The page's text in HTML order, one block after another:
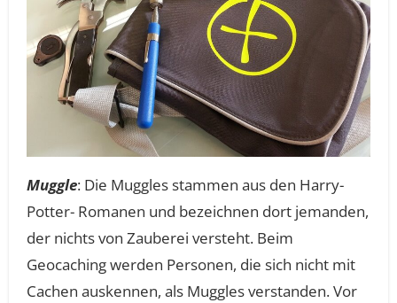
Muggle: Die Muggles stammen aus den Harry-
Potter- Romanen und bezeichnen dort jemanden,
der nichts von Zauberei versteht. Beim
Geocaching werden Personen, die sich nicht mit
Cachen auskennen, als Muggles verstanden. Vor